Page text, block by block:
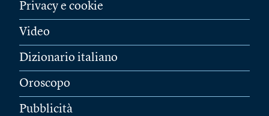
Privacy e cookie
Video
Dizionario italiano
Oroscopo
Pubblicità